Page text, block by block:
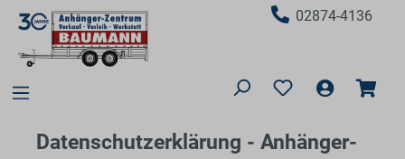
02874-4136
Datenschutzerklärung - Anhänger-